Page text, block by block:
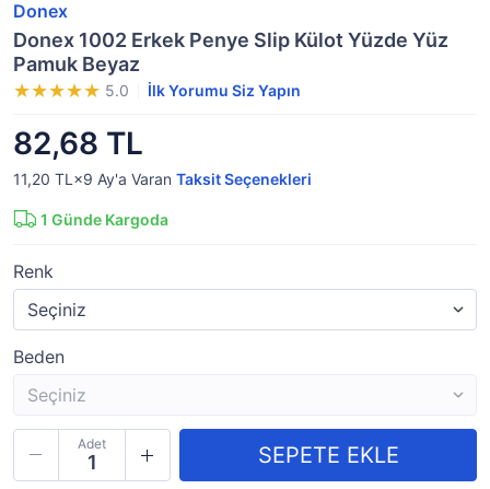
Donex
Donex 1002 Erkek Penye Slip Külot Yüzde Yüz
Pamuk Beyaz
5.0 İlk Yorumu Siz Yapın
82,68 TL
11,20 TL×9 Ay'a Varan Taksit Seçenekleri
1 Günde Kargoda
Renk
Beden
Adet